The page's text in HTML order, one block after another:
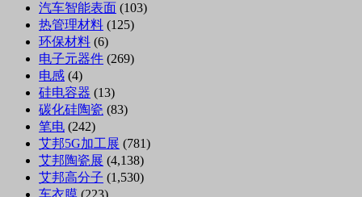
汽车智能表面 (103)
热管理材料 (125)
环保材料 (6)
电子元器件 (269)
电感 (4)
硅电容器 (13)
碳化硅陶瓷 (83)
笔电 (242)
艾邦5G加工展 (781)
艾邦陶瓷展 (4,138)
艾邦高分子 (1,530)